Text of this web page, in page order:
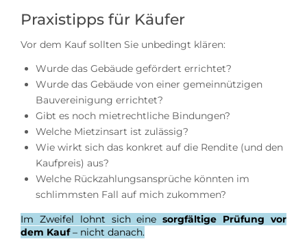
Praxistipps für Käufer
Vor dem Kauf sollten Sie unbedingt klären:
Wurde das Gebäude gefördert errichtet?
Wurde das Gebäude von einer gemeinnützigen
Bauvereinigung errichtet?
Gibt es noch mietrechtliche Bindungen?
Welche Mietzinsart ist zulässig?
Wie wirkt sich das konkret auf die Rendite (und den
Kaufpreis) aus?
Welche Rückzahlungsansprüche könnten im
schlimmsten Fall auf mich zukommen?
Im Zweifel lohnt sich einesorgfältige Prüfung vor
dem Kauf– nicht danach.